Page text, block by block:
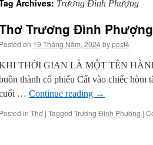
Archives: Trương Đình Phượng
Trương Đình Phượng
Posted on 19 Tháng Năm, 2024bypost4
THỜI GIAN LÀ MỘT TÊN
thành cổ phiếu Cất vào chiếc
… Continue reading →
Posted in Thơ | Tagged Trương Đình Phượng |